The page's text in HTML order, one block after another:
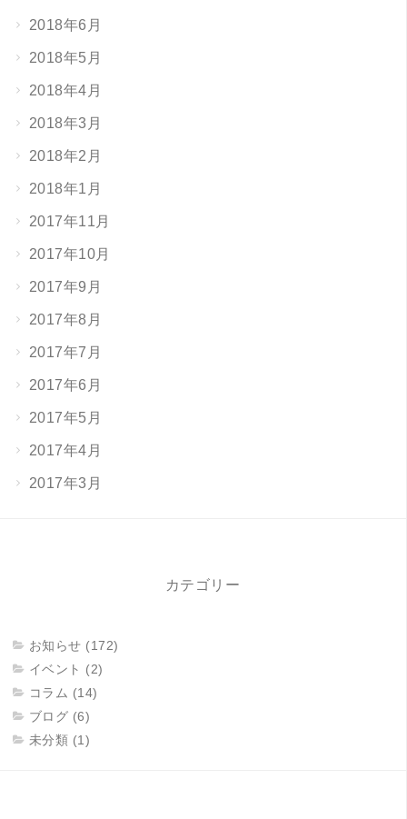
2018年6月
2018年5月
2018年4月
2018年3月
2018年2月
2018年1月
2017年11月
2017年10月
2017年9月
2017年8月
2017年7月
2017年6月
2017年5月
2017年4月
2017年3月
カテゴリー
お知らせ (172)
イベント (2)
コラム (14)
ブログ (6)
未分類 (1)